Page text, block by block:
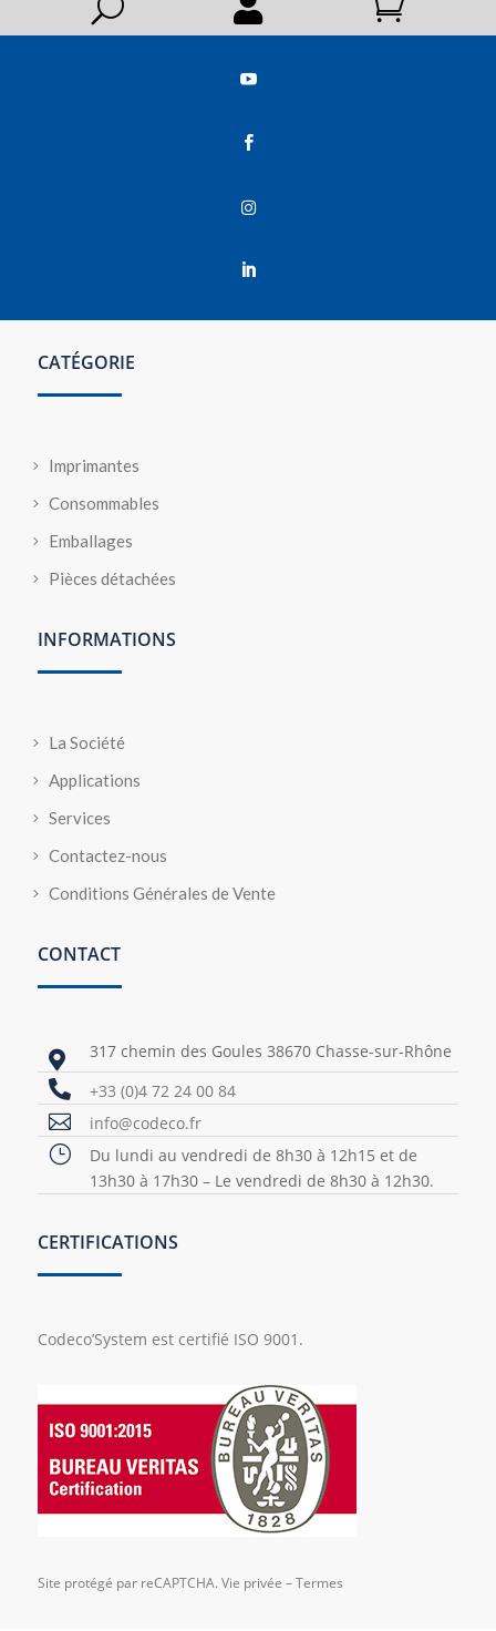
U  




CATÉGORIE
Imprimantes
Consommables
Emballages
Pièces détachées
INFORMATIONS
La Société
Applications
Services
Contactez-nous
Conditions Générales de Vente
CONTACT
 317 chemin des Goules 38670 Chasse-sur-Rhône
 +33 (0)4 72 24 00 84
 info@codeco.fr
}
Du lundi au vendredi de 8h30 à 12h15 et de
13h30 à 17h30 – Le vendredi de 8h30 à 12h30.
CERTIFICATIONS
Codeco’System est certifié ISO 9001.
Site protégé par reCAPTCHA. Vie privée –Termes